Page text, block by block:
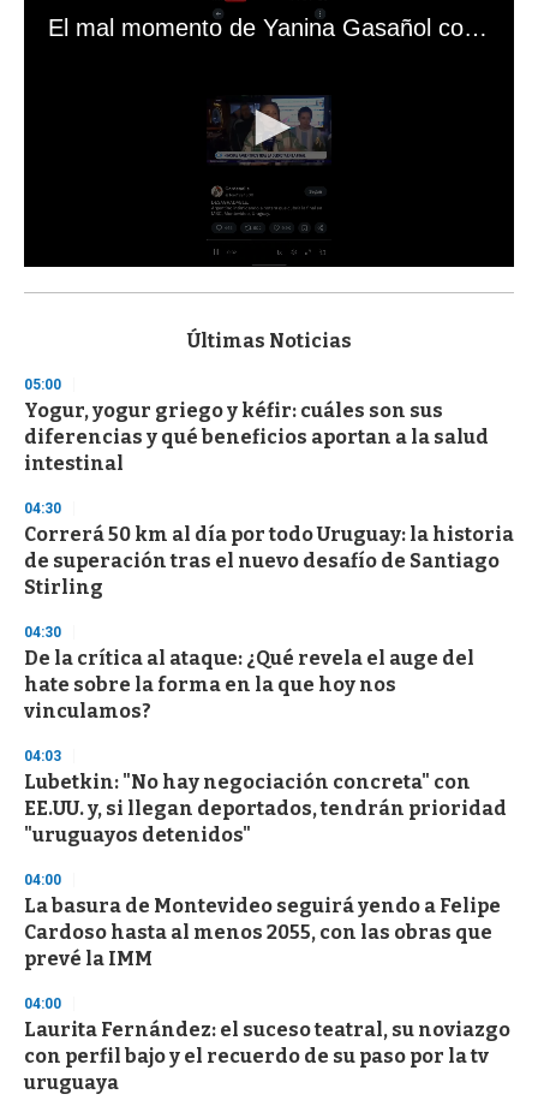
El mal momento de Yanina Gasañol con un hincha argentino en "Subrayado"
s
d
s
o
f
3
s
e
c
o
n
s
Últimas Noticias
05:00
Yogur, yogur griego y kéfir: cuáles son sus
diferencias y qué beneficios aportan a la salud
intestinal
04:30
Correrá 50 km al día por todo Uruguay: la historia
de superación tras el nuevo desafío de Santiago
Stirling
04:30
De la crítica al ataque: ¿Qué revela el auge del
hate sobre la forma en la que hoy nos
vinculamos?
04:03
Lubetkin: "No hay negociación concreta" con
EE.UU. y, si llegan deportados, tendrán prioridad
"uruguayos detenidos"
04:00
La basura de Montevideo seguirá yendo a Felipe
Cardoso hasta al menos 2055, con las obras que
prevé la IMM
04:00
Laurita Fernández: el suceso teatral, su noviazgo
con perfil bajo y el recuerdo de su paso por la tv
uruguaya